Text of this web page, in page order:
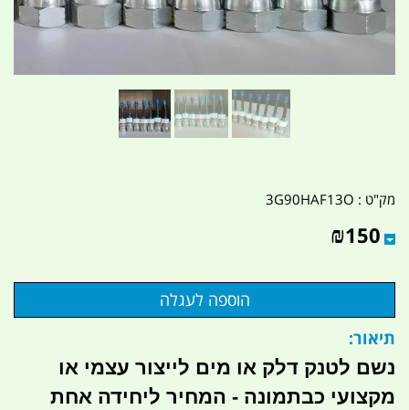
מק"ט : 3G90HAF13O
₪150
תיאור:
נשם לטנק דלק או מים לייצור עצמי או
מקצועי כבתמונה - המחיר ליחידה אחת